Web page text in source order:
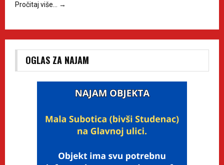
Pročitaj više… →
OGLAS ZA NAJAM